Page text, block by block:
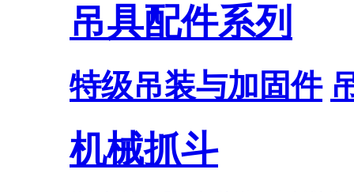
吊具配件系列
特级吊装与加固件
机械抓斗